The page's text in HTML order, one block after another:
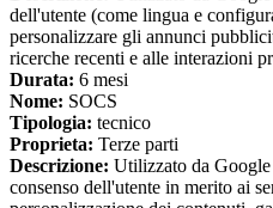
dell'utente (come lingua e
personalizzare gli annunci
ricerche recenti e alle interazioni
Durata: 6 mesi
Nome: SOCS
Tipologia: tecnico
Proprieta: Terze parti
Descrizione: Utilizzato da Google
consenso dell'utente in merito ai